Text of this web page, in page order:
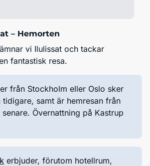
– Hemorten
vi Ilulissat och tackar
fantastisk resa.
från Stockholm eller Oslo sker
tidigare, samt är hemresan från
Övernattning på Kastrup
erbjuder, förutom hotellrum,